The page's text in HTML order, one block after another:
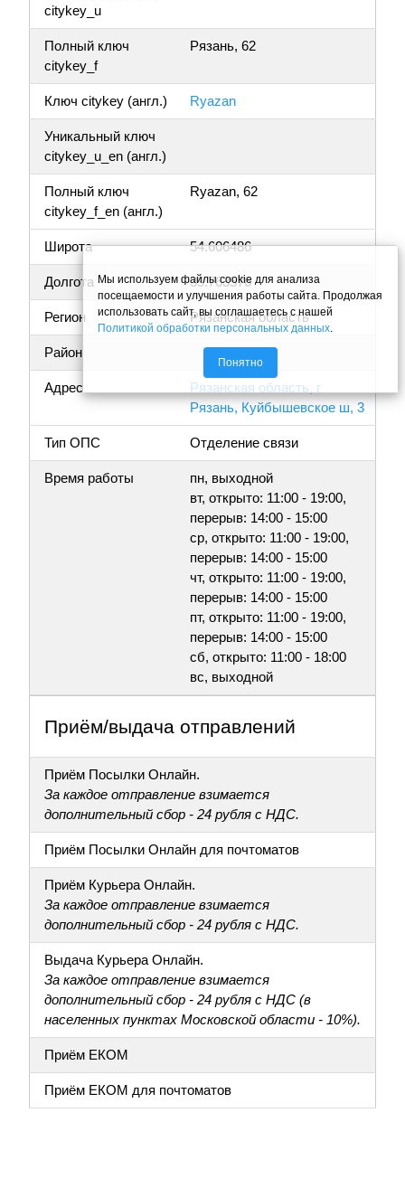
citykey_u
Полный ключ
citykey_f
Рязань, 62
Ключ citykey (англ.) Ryazan
Уникальный ключ
citykey_u_en (англ.)
Полный ключ
citykey_f_en (англ.)
Ryazan, 62
Широта 54.606486
Долгота 39.763576
Регион Рязанская область
Район
Адрес
Рязанская область, г
Рязань, Куйбышевское ш, 3
Тип ОПС Отделение связи
Время работы
пн, выходной
вт, открыто: 11:00 - 19:00,
перерыв: 14:00 - 15:00
ср, открыто: 11:00 - 19:00,
перерыв: 14:00 - 15:00
чт, открыто: 11:00 - 19:00,
перерыв: 14:00 - 15:00
пт, открыто: 11:00 - 19:00,
перерыв: 14:00 - 15:00
сб, открыто: 11:00 - 18:00
вс, выходной
Приём/выдача отправлений
Приём Посылки Онлайн.
За каждое отправление взимается
дополнительный сбор - 24 рубля с НДС.
Приём Посылки Онлайн для почтоматов
Приём Курьера Онлайн.
За каждое отправление взимается
дополнительный сбор - 24 рубля с НДС.
Выдача Курьера Онлайн.
За каждое отправление взимается
дополнительный сбор - 24 рубля с НДС (в
населенных пунктах Московской области - 10%).
Приём ЕКОМ
Приём ЕКОМ для почтоматов
Мы используем файлы cookie для анализа
посещаемости и улучшения работы сайта. Продолжая
использовать сайт, вы соглашаетесь с нашей
Политикой обработки персональных данных
Понятно